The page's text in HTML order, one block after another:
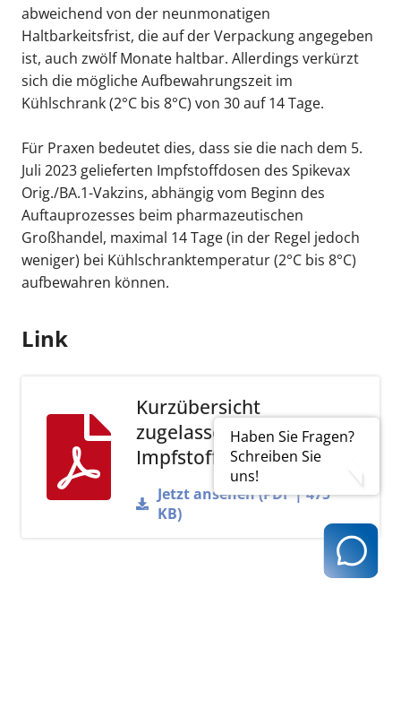
Haben Sie Fragen?
Schreiben Sie
uns!
abweichend von der neunmonatigen
Haltbarkeitsfrist, die auf der Verpackung angegeben
ist, auch zwölf Monate haltbar. Allerdings verkürzt
sich die mögliche Aufbewahrungszeit im
Kühlschrank (2°C bis 8°C) von 30 auf 14 Tage.
Für Praxen bedeutet dies, dass sie die nach dem 5.
Juli 2023 gelieferten Impfstoffdosen des Spikevax
Orig./BA.1-Vakzins, abhängig vom Beginn des
Auftauprozesses beim pharmazeutischen
Großhandel, maximal 14 Tage (in der Regel jedoch
weniger) bei Kühlschranktemperatur (2°C bis 8°C)
aufbewahren können.
Link
Kurzübersicht
zugelassener Covid-19-
Impfstofffe (PEI)
Jetzt ansehen (PDF | 475
KB)